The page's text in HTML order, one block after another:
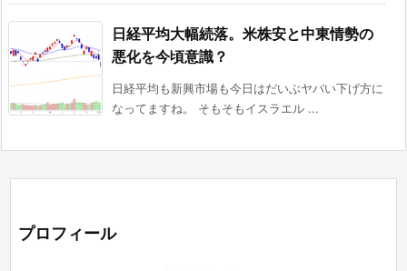
日経平均大幅続落。米株安と中東情勢の
悪化を今頃意識？
日経平均も新興市場も今日はだいぶヤバい下げ方に
なってますね。 そもそもイスラエル ...
プロフィール